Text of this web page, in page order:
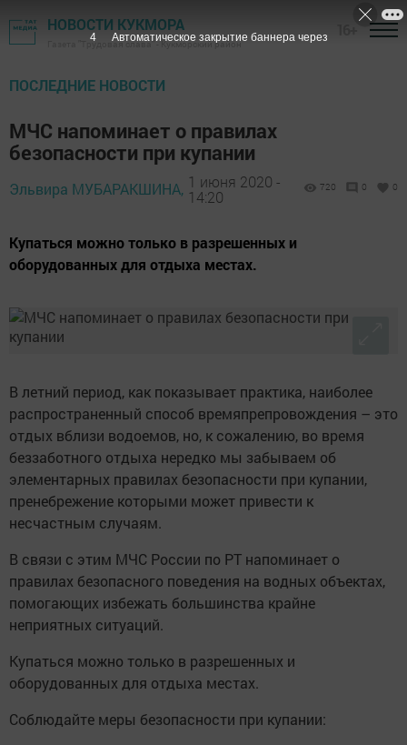
НОВОСТИ КУКМОРА
Газета "Трудовая слава" - Кукморский район
ПОСЛЕДНИЕ НОВОСТИ
МЧС напоминает о правилах
безопасности при купании
Эльвира МУБАРАКШИНА, 1 июня 2020 -
14:20
720 0 0
Купаться можно только в разрешенных и
оборудованных для отдыха местах.
В летний период, как показывает практика, наиболее
распространенный способ времяпрепровождения – это
отдых вблизи водоемов, но, к сожалению, во время
беззаботного отдыха нередко мы забываем об
элементарных правилах безопасности при купании,
пренебрежение которыми может привести к
несчастным случаям.
В связи с этим МЧС России по РТ напоминает о
правилах безопасного поведения на водных объектах,
помогающих избежать большинства крайне
неприятных ситуаций.
Купаться можно только в разрешенных и
оборудованных для отдыха местах.
Соблюдайте меры безопасности при купании:
3 Автоматическое закрытие баннера через